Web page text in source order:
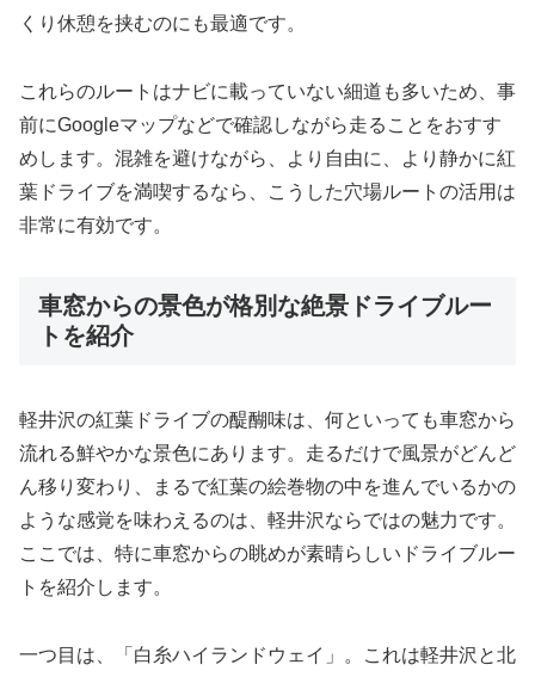
くり休憩を挟むのにも最適です。
これらのルートはナビに載っていない細道も多いため、事
前にGoogleマップなどで確認しながら走ることをおすす
めします。混雑を避けながら、より自由に、より静かに紅
葉ドライブを満喫するなら、こうした穴場ルートの活用は
非常に有効です。
車窓からの景色が格別な絶景ドライブルー
トを紹介
軽井沢の紅葉ドライブの醍醐味は、何といっても車窓から
流れる鮮やかな景色にあります。走るだけで風景がどんど
ん移り変わり、まるで紅葉の絵巻物の中を進んでいるかの
ような感覚を味わえるのは、軽井沢ならではの魅力です。
ここでは、特に車窓からの眺めが素晴らしいドライブルー
トを紹介します。
一つ目は、「白糸ハイランドウェイ」。これは軽井沢と北